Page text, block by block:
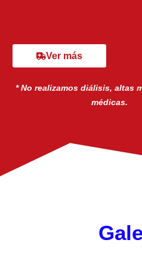
Ver más
* No realizamos diálisis, altas
médicas.